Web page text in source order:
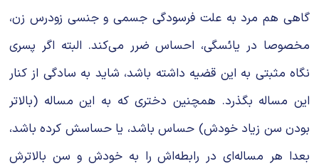
گاهی هم مرد به‌‌ علت فرسودگی جسمی‌‌ و جنسی زودرس زن،
مخصوصا در یائسگی، احساس ضرر می‌کند. البته اگر پسری
نگاه مثبتی به این قضیه داشته باشد، شاید به سادگی از کنار
این مساله بگذرد. همچنین دختری که به این مساله (بالاتر
بودن سن زیاد خودش) حساس باشد، یا حساسش کرده‌ باشد،
بعدا هر مساله‌ای در رابطه‌اش را به خودش و سن بالاترش